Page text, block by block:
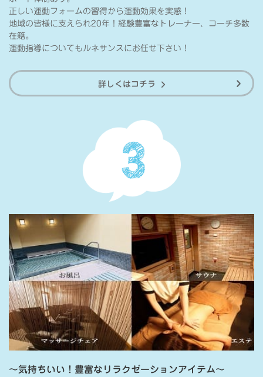
正しい運動フォームの習得から運動効果を実感！
地域の皆様に支えられ20年！経験豊富なトレーナー、コーチ多数
在籍。
運動指導についてもルネサンスにお任せ下さい！
詳しくはコチラ
～気持ちいい！豊富なリラクゼーションアイテム～